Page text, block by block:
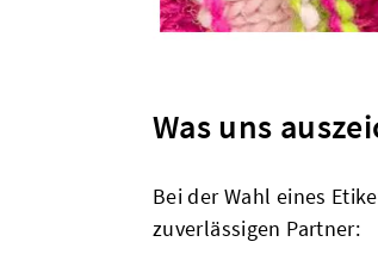
Was uns
Bei der Wahl eines
zuverlässigen Partner: